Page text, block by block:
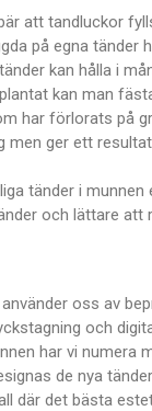
att tandluckor
på egna tänder
kan hålla i
kan man
har förlorats på
men ger ett
tänder i munnen
och lättare att
oss av
och
har vi numera
de nya
där det bästa